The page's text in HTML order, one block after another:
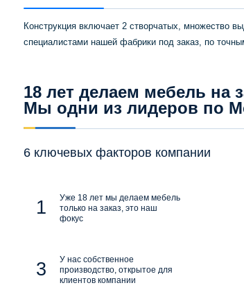
Конструкция включает 2 створчатых, множество
специалистами нашей фабрики под заказ, по
18 лет делаем мебель на
Мы одни из лидеров по
6 ключевых факторов компании
Уже 18 лет мы делаем мебель
только на заказ, это наш
фокус
У нас собственное
производство, открытое для
клиентов компании